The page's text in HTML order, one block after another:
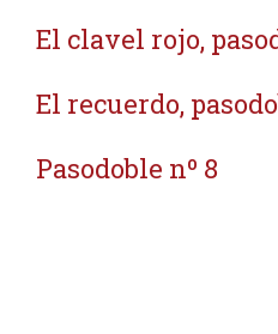
El clavel rojo,
El recuerdo,
Pasodoble nº 8